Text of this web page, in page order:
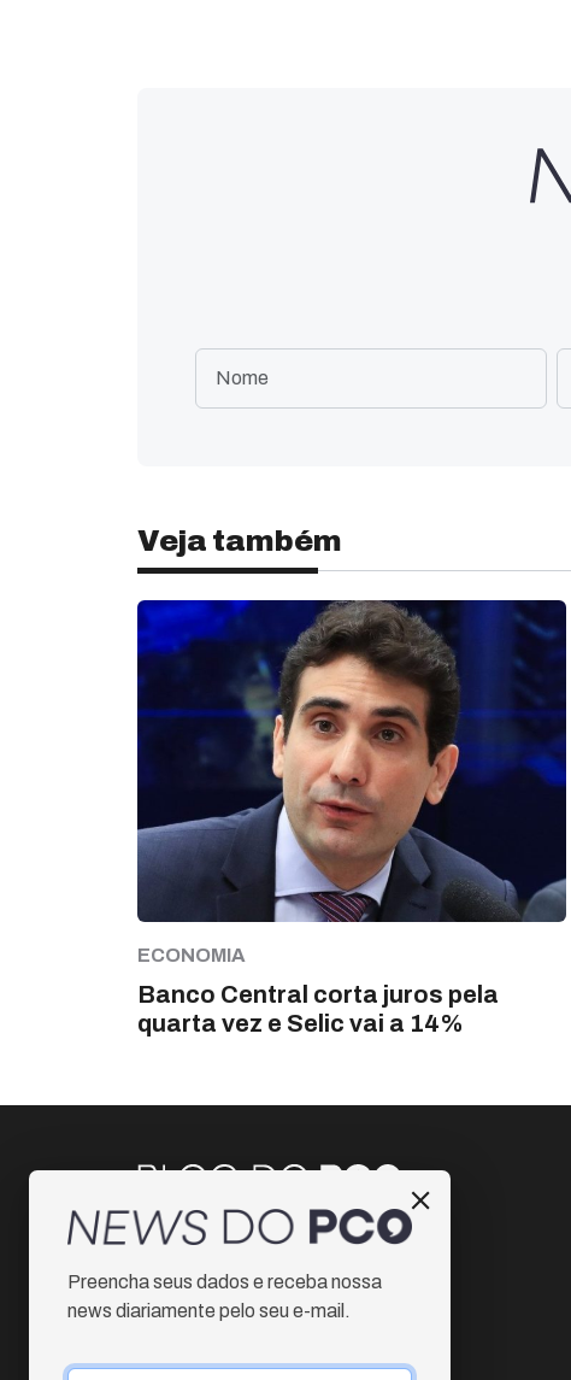
Veja também
ECONOMIA
Banco Central corta juros pela
quarta vez e Selic vai a 14%
Instagram
Facebook
Preencha seus dados e receba nossa
news diariamente pelo seu e-mail.